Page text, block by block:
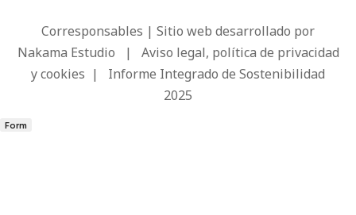
Corresponsables | Sitio web desarrollado por
Nakama Estudio | Aviso legal, política de privacidad
y cookies | Informe Integrado de Sostenibilidad
2025
Form